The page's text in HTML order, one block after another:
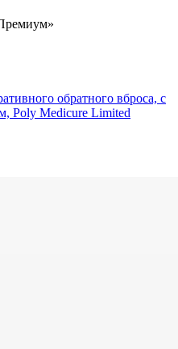
обратного вброса, с
Poly Medicure Limited